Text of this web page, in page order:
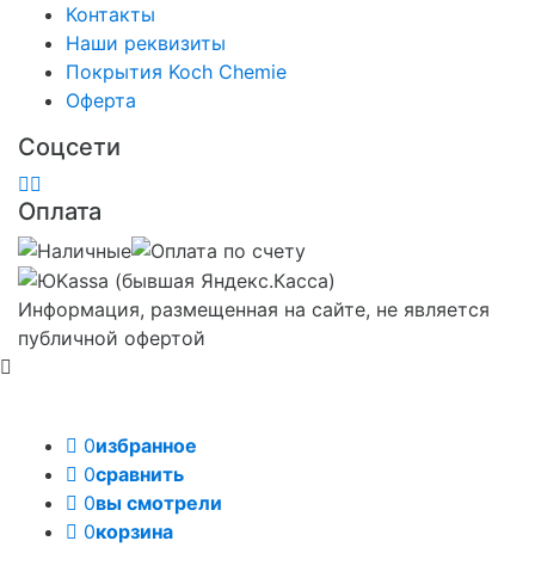
Контакты
Наши реквизиты
Покрытия Koch Chemie
Оферта
Соцсети
Оплата
Информация, размещенная на сайте, не является
публичной офертой
0избранное
0сравнить
0вы смотрели
0корзина
Задать вопрос